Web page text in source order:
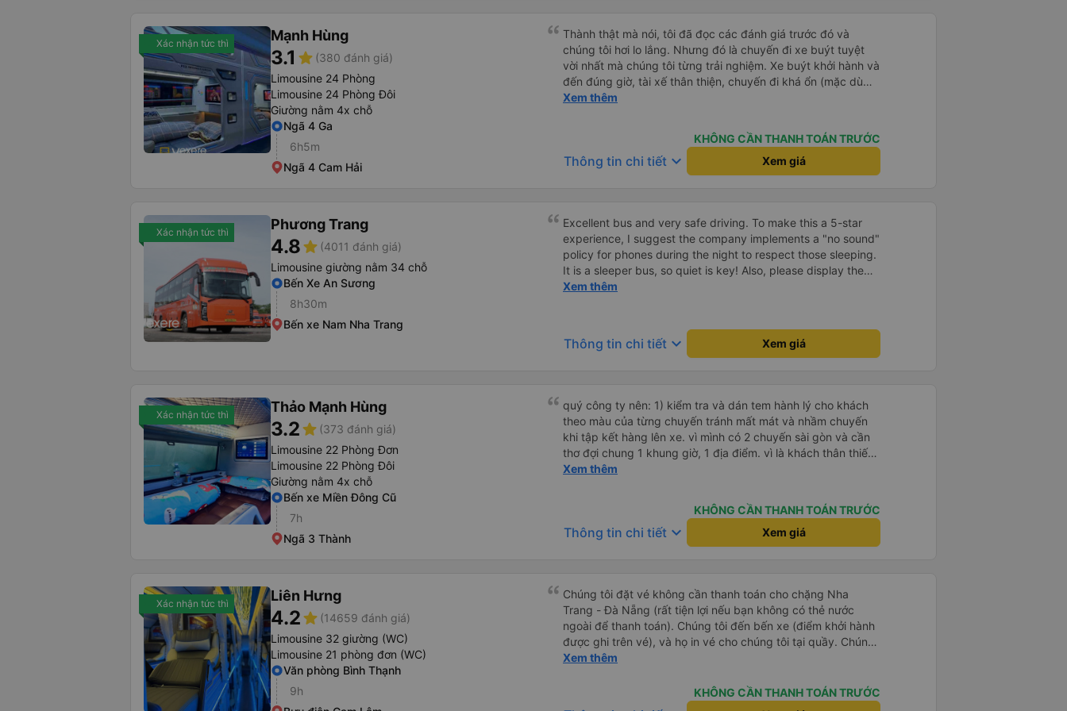
nào, &quot;B Bạn bị sao vậy?&quot; Chuyện gì xảy ra với
bạn vậy?&quot; Bây giờ là 2:30 và tôi đang nói về nó. ạn
bằng xe bu lông Limousine. Tôi nghĩ tài xế đã giúp tôi vì nhìn
tôi quá ngu ngốc. Tôi vẫn đang nghĩ rằng sẽ rất nguy hiểm
nếu không có tài xế... Cảm ơn các bạn rất nhiều.
Xác nhận tức thì Mạnh Hùng
3.1 star (380 đánh giá)
Limousine 24 Phòng
Limousine 24 Phòng Đôi
Giường nằm 4x chỗ
Ngã 4 Ga
6h5m
Ngã 4 Cam Hải
Thành thật mà nói, tôi đã đọc các đánh giá trước đó và
chúng tôi hơi lo lắng. Nhưng đó là chuyến đi xe buýt tuyệt
vời nhất mà chúng tôi từng trải nghiệm. Xe buýt khởi hành và
đến đúng giờ, tài xế thân thiện, chuyến đi khá ổn (mặc dù
vẫn hơi xóc, nhưng đó là đặc trưng của Việt Nam ^^), và chỗ
Xem thêm
KHÔNG CẦN THANH TOÁN TRƯỚC
Thông tin chi tiết keyboard_arrow_down Xem giá
Xác nhận tức thì Phương Trang
4.8star (4011 đánh giá)
Limousine giường nằm 34 chỗ
Bến Xe An Sương
8h30m
Bến xe Nam Nha Trang
Excellent bus and very safe driving. To make this a 5-star
experience, I suggest the company implements a "no sound"
policy for phones during the night to respect those sleeping.
It is a sleeper bus, so quiet is key! Also, please display the
Wi-Fi password clearly inside the cabin for convenience. I
hơn, tôi góp ý nhà xe nên có quy định rõ ràng về việc giữ im
lặng (tắt âm thanh điện thoại) vào ban đêm để tránh làm
Tôi vẫn sẽ tiếp tục ủng hộ nhà xe trong tương lai!
Xem thêm
Thông tin chi tiết keyboard_arrow_down Xem giá
Xác nhận tức thì Thảo Mạnh Hùng
3.2star (373 đánh giá)
Limousine 22 Phòng Đơn
Limousine 22 Phòng Đôi
Giường nằm 4x chỗ
Bến xe Miền Đông Cũ
7h
Ngã 3 Thành
quý công ty nên: 1) kiểm tra và dán tem hành lý cho khách
theo màu của từng chuyến tránh mất mát và nhầm chuyến
khi tập kết hàng lên xe. vì mình có 2 chuyến sài gòn và cần
thơ đợi chung 1 khung giờ, 1 địa điểm. vì là khách thân thiết
của quý công ty nên rất hài lòng và tin tưởng. tuy nhiên rất
cải thiện ngày một phát triển. 2) đồng nhất về cách giao tiếp
và CSKH nhẹ nhàng, chu đáo nữa thì chắc chắn quy công ty
là nhà xe được yêu thích và lựa chọn số 1 quy nhơn. rất cảm
ơn quý anh chị em cty cũng như chị Thảo đã lắng nghe và
Xem thêm
KHÔNG CẦN THANH TOÁN TRƯỚC
Thông tin chi tiết keyboard_arrow_down Xem giá
Xác nhận tức thì Liên Hưng
4.2star (14659 đánh giá)
Limousine 32 giường (WC)
Limousine 21 phòng đơn (WC)
Văn phòng Bình Thạnh
9h
Chúng tôi đặt vé không cần thanh toán cho chặng Nha
Trang - Đà Nẵng (rất tiện lợi nếu bạn không có thẻ nước
ngoài để thanh toán). Chúng tôi đến bến xe (điểm khởi hành
được ghi trên vé), và họ in vé cho chúng tôi tại quầy. Chúng
tôi cũng quyết định mua vé chiều về trực tiếp tại quầy, vì giá
buýt nhỏ đến điểm hẹn, sau đó chuyển sang xe giường nằm.
Tôi khuyên bạn nên mang theo áo len ấm hoặc áo khoác
Xem thêm
KHÔNG CẦN THANH TOÁN TRƯỚC